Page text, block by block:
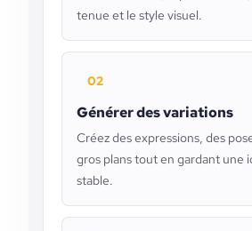
tenue et le style visuel.
02
Générer des variations
Créez des expressions, des
gros plans tout en gardant une
stable.